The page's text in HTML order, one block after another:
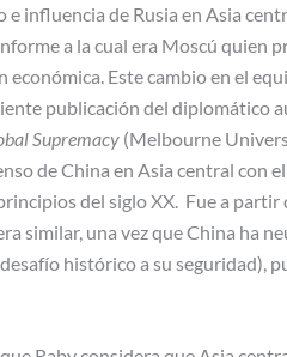
e influencia de Rusia en Asia
a la cual era Moscú quien
económica. Este cambio en el
publicación del diplomático
Supremacy (Melbourne
de China en Asia central con
del siglo XX. Fue a
similar, una vez que China ha
histórico a su seguridad),